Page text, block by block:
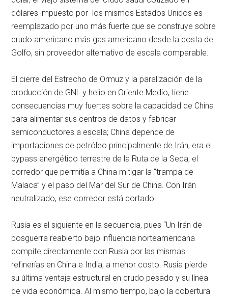
dólares impuesto por los mismos Estados Unidos es
reemplazado por uno más fuerte que se construye sobre
crudo americano más gas americano desde la costa del
Golfo, sin proveedor alternativo de escala comparable.
El cierre del Estrecho de Ormuz y la paralización de la
producción de GNL y helio en Oriente Medio, tiene
consecuencias muy fuertes sobre la capacidad de China
para alimentar sus centros de datos y fabricar
semiconductores a escala; China depende de
importaciones de petróleo principalmente de Irán, era el
bypass energético terrestre de la Ruta de la Seda, el
corredor que permitía a China mitigar la “trampa de
Malaca” y el paso del Mar del Sur de China. Con Irán
neutralizado, ese corredor está cortado.
Rusia es el siguiente en la secuencia, pues “Un Irán de
posguerra reabierto bajo influencia norteamericana
compite directamente con Rusia por las mismas
refinerías en China e India, a menor costo. Rusia pierde
su última ventaja estructural en crudo pesado y su línea
de vida económica. Al mismo tiempo, bajo la cobertura